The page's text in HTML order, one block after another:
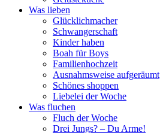
Was lieben
Glücklichmacher
Schwangerschaft
Kinder haben
Boah für Boys
Familienhochzeit
Ausnahmsweise aufgeräumt
Schönes shoppen
Liebelei der Woche
Was fluchen
Fluch der Woche
Drei Jungs? – Du Arme!